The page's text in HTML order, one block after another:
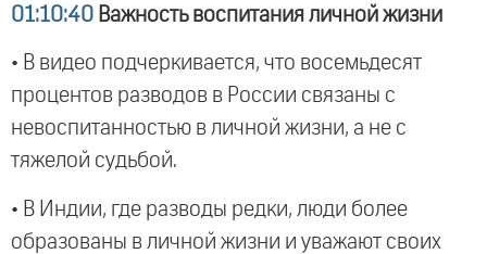
01:10:40 Важность воспитания личной жизни
• В видео подчеркивается, что восемьдесят
процентов разводов в России связаны с
невоспитанностью в личной жизни, а не с
тяжелой судьбой.
• В Индии, где разводы редки, люди более
образованы в личной жизни и уважают своих